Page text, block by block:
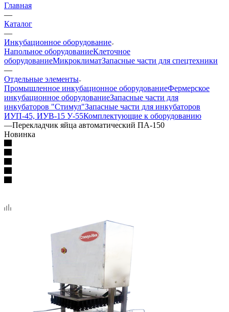
Главная
—
Каталог
—
Инкубационное оборудование
Напольное оборудованиеКлеточное
оборудованиеМикроклиматЗапасные части для спецтехники
—
Отдельные элементы
Промышленное инкубационное оборудованиеФермерское
инкубационное оборудованиеЗапасные части для
инкубаторов "Стимул"Запасные части для инкубаторов
ИУП-45, ИУВ-15 У-55Комплектующие к оборудованию
—Перекладчик яйца автоматический ПА-150
Новинка